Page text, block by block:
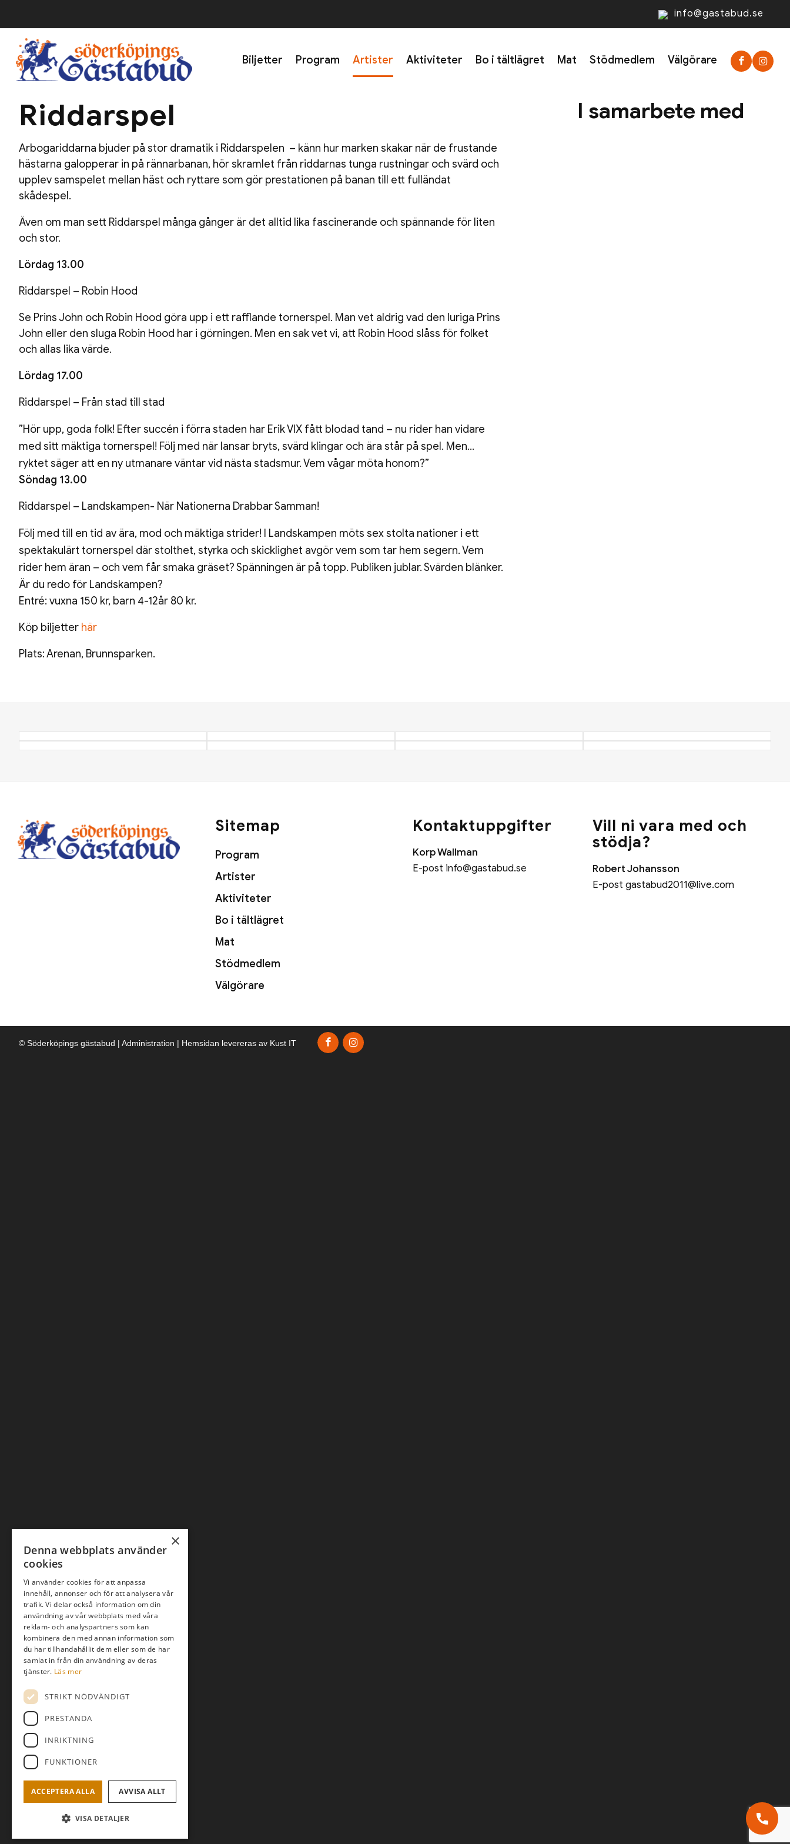
info@gastabud.se
Biljetter Program Artister Aktiviteter Bo i tältlägret Mat Stödmedlem Välgörare
Riddarspel
Arbogariddarna bjuder på stor dramatik i Riddarspelen – känn hur marken skakar när de frustande
hästarna galopperar in på rännarbanan, hör skramlet från riddarnas tunga rustningar och svärd och
upplev samspelet mellan häst och ryttare som gör prestationen på banan till ett fulländat
skådespel.
Även om man sett Riddarspel många gånger är det alltid lika fascinerande och spännande för liten
och stor.
Lördag 13.00
Riddarspel – Robin Hood
Se Prins John och Robin Hood göra upp i ett rafflande tornerspel. Man vet aldrig vad den luriga Prins
John eller den sluga Robin Hood har i görningen. Men en sak vet vi, att Robin Hood slåss för folket
och allas lika värde.
Lördag 17.00
Riddarspel – Från stad till stad
”Hör upp, goda folk! Efter succén i förra staden har Erik VIX fått blodad tand – nu rider han vidare
med sitt mäktiga tornerspel! Följ med när lansar bryts, svärd klingar och ära står på spel. Men…
ryktet säger att en ny utmanare väntar vid nästa stadsmur. Vem vågar möta honom?”
Söndag 13.00
Riddarspel – Landskampen- När Nationerna Drabbar Samman!
Följ med till en tid av ära, mod och mäktiga strider! I Landskampen möts sex stolta nationer i ett
spektakulärt tornerspel där stolthet, styrka och skicklighet avgör vem som tar hem segern. Vem
rider hem äran – och vem får smaka gräset? Spänningen är på topp. Publiken jublar. Svärden blänker.
Är du redo för Landskampen?
Entré: vuxna 150 kr, barn 4-12år 80 kr.
Köp biljetter här
Plats: Arenan, Brunnsparken.
I samarbete med
Sitemap
Program
Artister
Aktiviteter
Bo i tältlägret
Mat
Stödmedlem
Välgörare
Kontaktuppgifter
Korp Wallman
E-post info@gastabud.se
Vill ni vara med och
stödja?
Robert Johansson
E-post gastabud2011@live.com
© Söderköpings gästabud | Administration | Hemsidan levereras av Kust IT
×
Denna webbplats använder
cookies
Vi använder cookies för att anpassa
innehåll, annonser och för att analysera vår
trafik. Vi delar också information om din
användning av vår webbplats med våra
reklam- och analyspartners som kan
kombinera den med annan information som
du har tillhandahållit dem eller som de har
samlat in från din användning av deras
tjänster. Läs mer
STRIKT NÖDVÄNDIGT
PRESTANDA
INRIKTNING
FUNKTIONER
ACCEPTERA ALLA AVVISA ALLT
VISA DETALJER